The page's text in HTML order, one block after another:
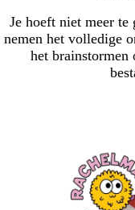
Je hoeft niet meer
nemen het volledige
het brainstormen